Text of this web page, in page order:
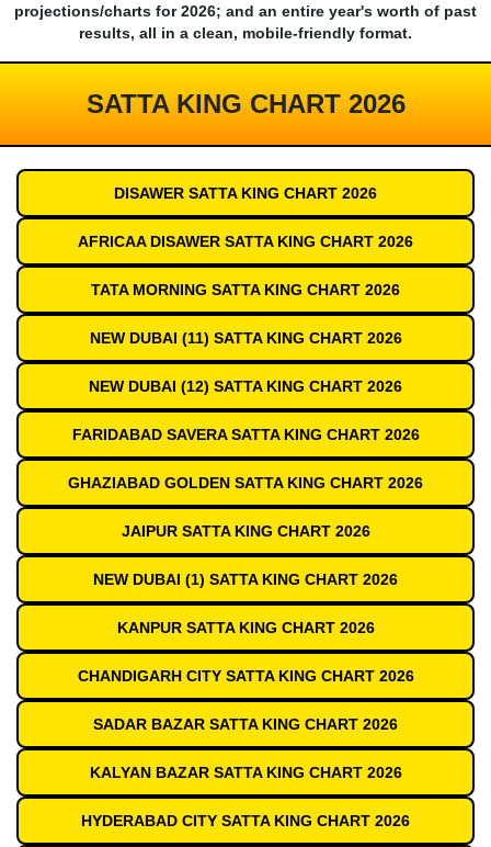
projections/charts for 2026; and an entire year's worth of past
results, all in a clean, mobile-friendly format.
SATTA KING CHART 2026
DISAWER SATTA KING CHART 2026
AFRICAA DISAWER SATTA KING CHART 2026
TATA MORNING SATTA KING CHART 2026
NEW DUBAI (11) SATTA KING CHART 2026
NEW DUBAI (12) SATTA KING CHART 2026
FARIDABAD SAVERA SATTA KING CHART 2026
GHAZIABAD GOLDEN SATTA KING CHART 2026
JAIPUR SATTA KING CHART 2026
NEW DUBAI (1) SATTA KING CHART 2026
KANPUR SATTA KING CHART 2026
CHANDIGARH CITY SATTA KING CHART 2026
SADAR BAZAR SATTA KING CHART 2026
KALYAN BAZAR SATTA KING CHART 2026
HYDERABAD CITY SATTA KING CHART 2026